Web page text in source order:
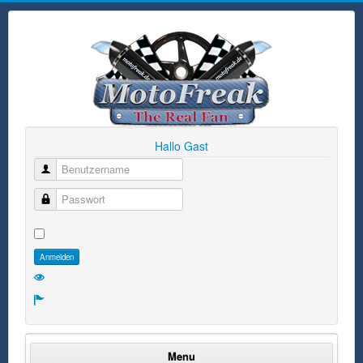
Hallo Gast
Benutzername
Passwort
Anmelden
Menu